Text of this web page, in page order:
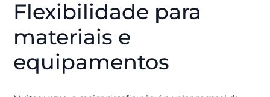
É nesse cenário que o acesso ao crédito aparece como
uma ferramenta estratégica. Ele não deve ser visto
apenas como uma despesa, mas como um recurso
permite antecipar o acesso ao conhecimento e ao
desenvolvimento profissional.